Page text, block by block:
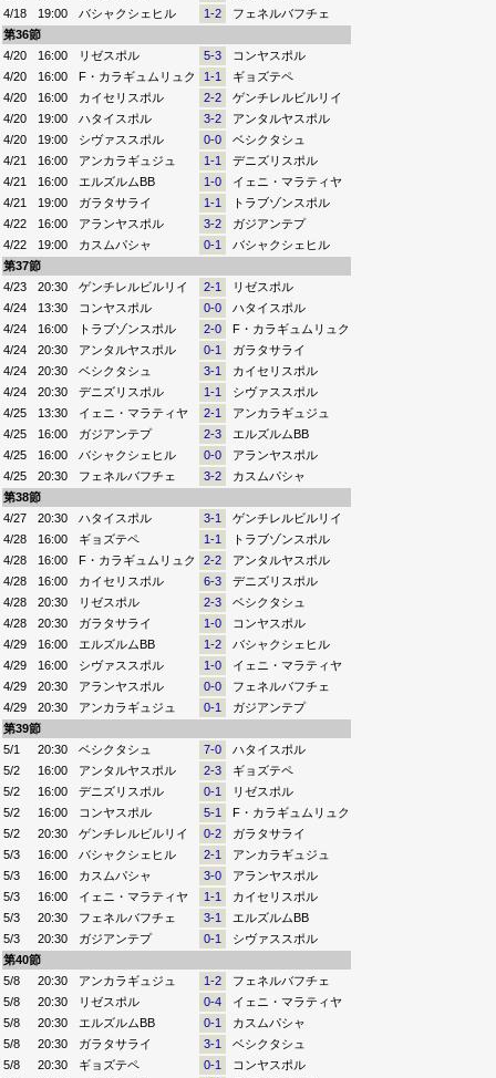
4/18
19:00 バシャクシェヒル 1-2
フェネルバフチェ
第36節
4/20
16:00 リゼスポル 5-3
コンヤスポル
4/20
16:00 F・カラギュムリュク 1-1
ギョズテペ
4/20
16:00 カイセリスポル 2-2
ゲンチレルビルリイ
4/20
19:00 ハタイスポル 3-2
アンタルヤスポル
4/20
19:00 シヴァススポル 0-0
ベシクタシュ
4/21
16:00 アンカラギュジュ 1-1
デニズリスポル
4/21
16:00 エルズルムBB 1-0
イェニ・マラティヤ
4/21
19:00 ガラタサライ 1-1
トラブゾンスポル
4/22
16:00 アランヤスポル 3-2
ガジアンテプ
4/22
19:00 カスムパシャ 0-1
バシャクシェヒル
第37節
4/23
20:30 ゲンチレルビルリイ 2-1
リゼスポル
4/24
13:30 コンヤスポル 0-0
ハタイスポル
4/24
16:00 トラブゾンスポル 2-0
F・カラギュムリュク
4/24
20:30 アンタルヤスポル 0-1
ガラタサライ
4/24
20:30 ベシクタシュ 3-1
カイセリスポル
4/24
20:30 デニズリスポル 1-1
シヴァススポル
4/25
13:30 イェニ・マラティヤ 2-1
アンカラギュジュ
4/25
16:00 ガジアンテプ 2-3
エルズルムBB
4/25
16:00 バシャクシェヒル 0-0
アランヤスポル
4/25
20:30 フェネルバフチェ 3-2
カスムパシャ
第38節
4/27
20:30 ハタイスポル 3-1
ゲンチレルビルリイ
4/28
16:00 ギョズテペ 1-1
トラブゾンスポル
4/28
16:00 F・カラギュムリュク 2-2
アンタルヤスポル
4/28
16:00 カイセリスポル 6-3
デニズリスポル
4/28
20:30 リゼスポル 2-3
ベシクタシュ
4/28
20:30 ガラタサライ 1-0
コンヤスポル
4/29
16:00 エルズルムBB 1-2
バシャクシェヒル
4/29
16:00 シヴァススポル 1-0
イェニ・マラティヤ
4/29
20:30 アランヤスポル 0-0
フェネルバフチェ
4/29
20:30 アンカラギュジュ 0-1
ガジアンテプ
第39節
5/1
20:30 ベシクタシュ 7-0
ハタイスポル
5/2
16:00 アンタルヤスポル 2-3
ギョズテペ
5/2
16:00 デニズリスポル 0-1
リゼスポル
5/2
16:00 コンヤスポル 5-1
F・カラギュムリュク
5/2
20:30 ゲンチレルビルリイ 0-2
ガラタサライ
5/3
16:00 バシャクシェヒル 2-1
アンカラギュジュ
5/3
16:00 カスムパシャ 3-0
アランヤスポル
5/3
16:00 イェニ・マラティヤ 1-1
カイセリスポル
5/3
20:30 フェネルバフチェ 3-1
エルズルムBB
5/3
20:30 ガジアンテプ 0-1
シヴァススポル
第40節
5/8
20:30 アンカラギュジュ 1-2
フェネルバフチェ
5/8
20:30 リゼスポル 0-4
イェニ・マラティヤ
5/8
20:30 エルズルムBB 0-1
カスムパシャ
5/8
20:30 ガラタサライ 3-1
ベシクタシュ
5/8
20:30 ギョズテペ 0-1
コンヤスポル